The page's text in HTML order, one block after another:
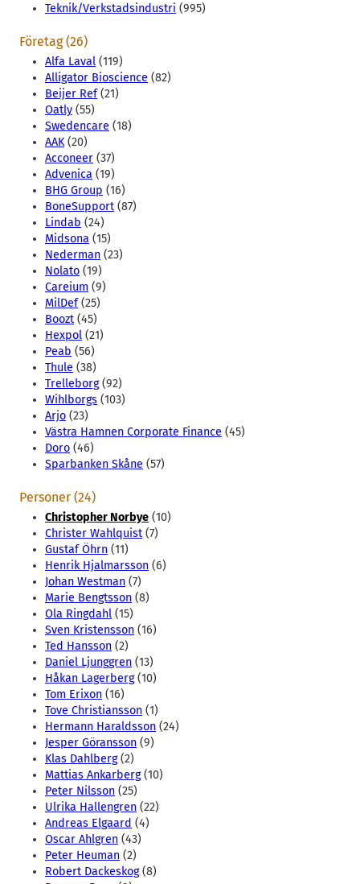
Teknik/Verkstadsindustri (995)
Företag (26)
Alfa Laval (119)
Alligator Bioscience (82)
Beijer Ref(21)
Oatly (55)
Swedencare (18)
AAK(20)
Acconeer (37)
Advenica (19)
BHG Group (16)
BoneSupport (87)
Lindab (24)
Midsona (15)
Nederman (23)
Nolato (19)
Careium (9)
MilDef(25)
Boozt (45)
Hexpol (21)
Peab (56)
Thule (38)
Trelleborg(92)
Wihlborgs (103)
Arjo (23)
Västra Hamnen Corporate Finance (45)
Doro (46)
Sparbanken Skåne (57)
Personer (24)
Christopher Norbye (10)
Christer Wahlquist (7)
Gustaf Öhrn (11)
Henrik Hjalmarsson (6)
Johan Westman (7)
Marie Bengtsson (8)
Ola Ringdahl (15)
Sven Kristensson (16)
Ted Hansson (2)
Daniel Ljunggren (13)
Håkan Lagerberg(10)
Tom Erixon (16)
Tove Christiansson (1)
Hermann Haraldsson (24)
Jesper Göransson (9)
Klas Dahlberg(2)
Mattias Ankarberg(10)
Peter Nilsson (25)
Ulrika Hallengren (22)
Andreas Elgaard (4)
Oscar Ahlgren (43)
Peter Heuman (2)
Robert Dackeskog(8)